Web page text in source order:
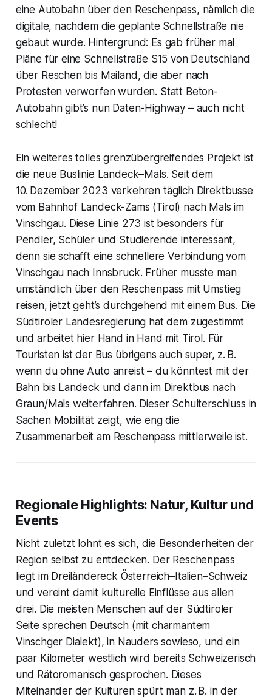
eine Autobahn über den Reschenpass, nämlich die
digitale, nachdem die geplante Schnellstraße nie
gebaut wurde. Hintergrund: Es gab früher mal
Pläne für eine Schnellstraße S15 von Deutschland
über Reschen bis Mailand, die aber nach
Protesten verworfen wurden. Statt Beton-
Autobahn gibt’s nun Daten-Highway – auch nicht
schlecht!
Ein weiteres tolles grenzübergreifendes Projekt ist
die neue Buslinie Landeck–Mals. Seit dem
10. Dezember 2023 verkehren täglich Direktbusse
vom Bahnhof Landeck-Zams (Tirol) nach Mals im
Vinschgau. Diese Linie 273 ist besonders für
Pendler, Schüler und Studierende interessant,
denn sie schafft eine schnellere Verbindung vom
Vinschgau nach Innsbruck. Früher musste man
umständlich über den Reschenpass mit Umstieg
reisen, jetzt geht’s durchgehend mit einem Bus. Die
Südtiroler Landesregierung hat dem zugestimmt
und arbeitet hier Hand in Hand mit Tirol. Für
Touristen ist der Bus übrigens auch super, z. B.
wenn du ohne Auto anreist – du könntest mit der
Bahn bis Landeck und dann im Direktbus nach
Graun/Mals weiterfahren. Dieser Schulterschluss in
Sachen Mobilität zeigt, wie eng die
Zusammenarbeit am Reschenpass mittlerweile ist.
Regionale Highlights: Natur, Kultur und
Events
Nicht zuletzt lohnt es sich, die Besonderheiten der
Region selbst zu entdecken. Der Reschenpass
liegt im Dreiländereck Österreich–Italien–Schweiz
und vereint damit kulturelle Einflüsse aus allen
drei. Die meisten Menschen auf der Südtiroler
Seite sprechen Deutsch (mit charmantem
Vinschger Dialekt), in Nauders sowieso, und ein
paar Kilometer westlich wird bereits Schweizerisch
und Rätoromanisch gesprochen. Dieses
Miteinander der Kulturen spürt man z. B. in der